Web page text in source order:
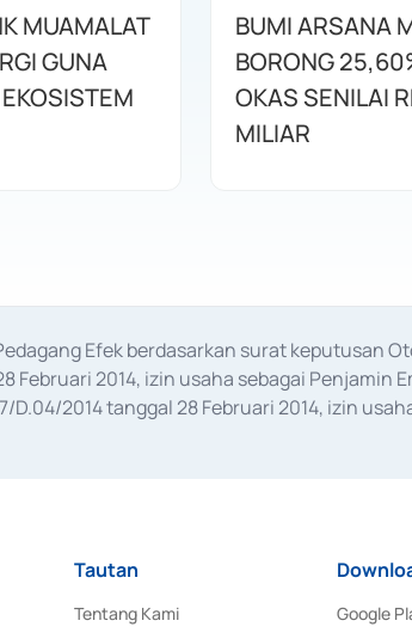
MUAMALAT
GUNA
BUMI ARSANA
BORONG
OKAS SENILAI
MILIAR
Efek berdasarkan surat keputusan
Februari 2014, izin usaha sebagai
D.04/2014 tanggal 28 Februari 2014, izin
Tautan
Tentang Kami
Google